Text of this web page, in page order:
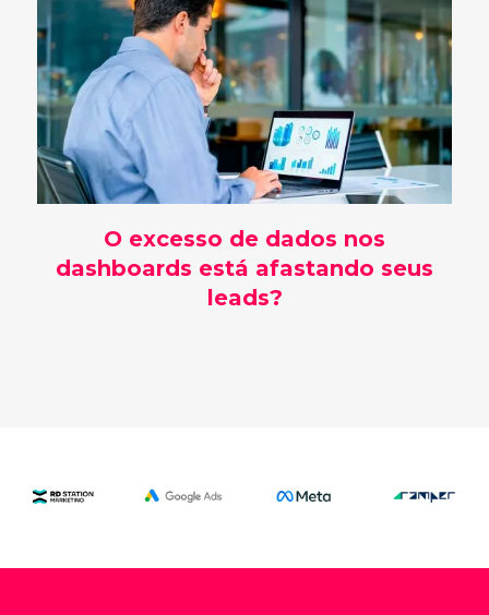
O excesso de dados nos
dashboards está afastando seus
leads?